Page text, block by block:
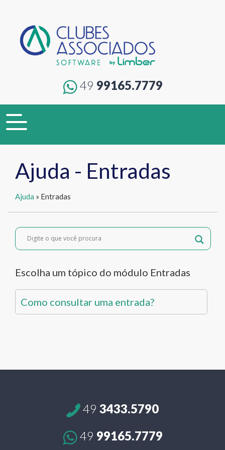
49 99165.7779
Toggle
navigation
Ajuda - Entradas
Ajuda » Entradas
Escolha um tópico do módulo Entradas
Como consultar uma entrada?
49 3433.5790
49 99165.7779